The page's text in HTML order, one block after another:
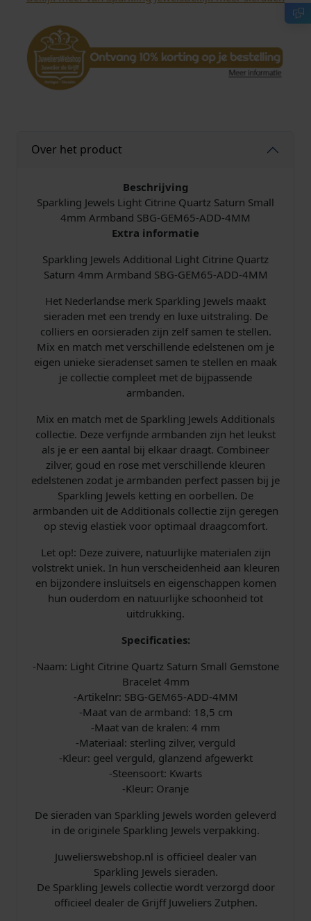
s
L
i
i
n
u
a
t
z
S
a
t
u
A
m
n
d
S
B
M
5
-
A
D
D
M
M
a
n
t
a
Over het product
Beschrijving
Sparkling Jewels Light Citrine Quartz Saturn Small
4mm Armband SBG-GEM65-ADD-4MM
Extra informatie
Sparkling Jewels Additional Light Citrine Quartz
Saturn 4mm Armband SBG-GEM65-ADD-4MM
Het Nederlandse merk Sparkling Jewels maakt
sieraden met een trendy en luxe uitstraling. De
colliers en oorsieraden zijn zelf samen te stellen.
Mix en match met verschillende edelstenen om je
eigen unieke sieradenset samen te stellen en maak
je collectie compleet met de bijpassende
armbanden.
Mix en match met de Sparkling Jewels Additionals
collectie. Deze verfijnde armbanden zijn het leukst
als je er een aantal bij elkaar draagt. Combineer
zilver, goud en rose met verschillende kleuren
edelstenen zodat je armbanden perfect passen bij je
Sparkling Jewels ketting en oorbellen. De
armbanden uit de Additionals collectie zijn geregen
op stevig elastiek voor optimaal draagcomfort.
Let op!: Deze zuivere, natuurlijke materialen zijn
volstrekt uniek. In hun verscheidenheid aan kleuren
en bijzondere insluitsels en eigenschappen komen
hun ouderdom en natuurlijke schoonheid tot
uitdrukking.
Specificaties:
-Naam: Light Citrine Quartz Saturn Small Gemstone
Bracelet 4mm
-Artikelnr: SBG-GEM65-ADD-4MM
-Maat van de armband: 18,5 cm
-Maat van de kralen: 4 mm
-Materiaal: sterling zilver, verguld
-Kleur: geel verguld, glanzend afgewerkt
-Steensoort: Kwarts
-Kleur: Oranje
De sieraden van Sparkling Jewels worden geleverd
in de originele Sparkling Jewels verpakking.
Juwelierswebshop.nl is officieel dealer van
Sparkling Jewels sieraden.
De Sparkling Jewels collectie wordt verzorgd door
officieel dealer de Grijff Juweliers Zutphen.